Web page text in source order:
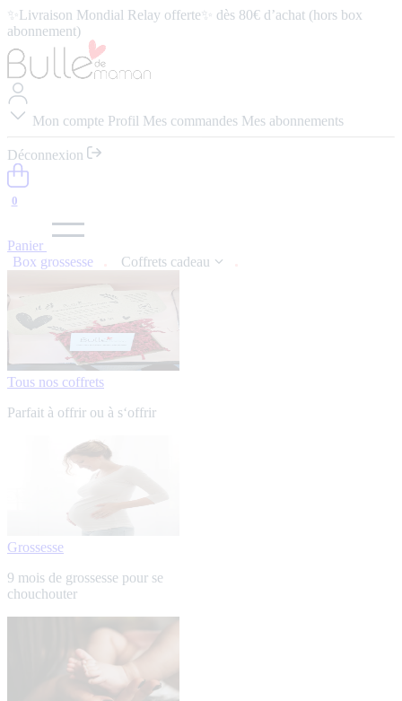
abonnement)
⭐️ 4,9/5 (57 avis google) ⭢
Lire les avis
Mon compte Profil Mes commandes Mes abonnements
Déconnexion
0
Panier
Box grossesse
Coffrets cadeau
Tous nos coffrets
Parfait à offrir ou à s‘offrir
Grossesse
9 mois de grossesse pour se
chouchouter